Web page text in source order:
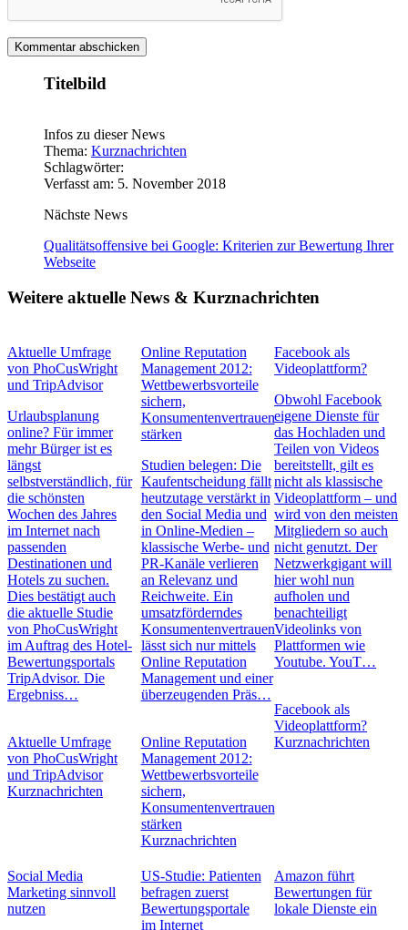
Titelbild
Infos zu dieser News
Thema: Kurznachrichten
Schlagwörter:
Verfasst am: 5. November 2018
Nächste News
Qualitätsoffensive bei Google: Kriterien zur Bewertung Ihrer
Webseite
Weitere aktuelle News & Kurznachrichten
Aktuelle Umfrage
von PhoCusWright
und TripAdvisor
Urlaubsplanung
online? Für immer
mehr Bürger ist es
längst
selbstverständlich, für
die schönsten
Wochen des Jahres
im Internet nach
passenden
Destinationen und
Hotels zu suchen.
Dies bestätigt auch
die aktuelle Studie
von PhoCusWright
im Auftrag des Hotel-
Bewertungsportals
TripAdvisor. Die
Ergebniss…
Aktuelle Umfrage
von PhoCusWright
und TripAdvisor
Kurznachrichten
Online Reputation
Management 2012:
Wettbewerbsvorteile
sichern,
Konsumentenvertrauen
stärken
Studien belegen: Die
Kaufentscheidung fällt
heutzutage verstärkt in
den Social Media und
in Online-Medien –
klassische Werbe- und
PR-Kanäle verlieren
an Relevanz und
Reichweite. Ein
umsatzförderndes
Konsumentenvertrauen
lässt sich nur mittels
Online Reputation
Management und einer
überzeugenden Präs…
Online Reputation
Management 2012:
Wettbewerbsvorteile
sichern,
Konsumentenvertrauen
stärken
Kurznachrichten
Facebook als
Videoplattform?
Obwohl Facebook
eigene Dienste für
das Hochladen und
Teilen von Videos
bereitstellt, gilt es
nicht als klassische
Videoplattform – und
wird von den meisten
Mitgliedern so auch
nicht genutzt. Der
Netzwerkgigant will
hier wohl nun
aufholen und
benachteiligt
Videolinks von
Plattformen wie
Youtube. YouT…
Facebook als
Videoplattform?
Kurznachrichten
Social Media
Marketing sinnvoll
nutzen
US-Studie: Patienten
befragen zuerst
Bewertungsportale
im Internet
Amazon führt
Bewertungen für
lokale Dienste ein